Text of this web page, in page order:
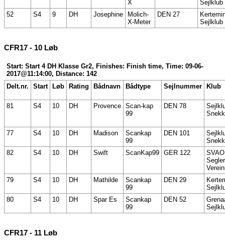
X
Sejlklub
52
S4 9 DH Josephine
Molich-
X-Meter
DEN 27
Sejlklub
CFR17 - 10 Løb
Start: Start 4 DH Klasse Gr2, Finishes: Finish time, Time: 09-06-
2017@11:14:00, Distance: 142
Delt.nr.
Start Løb Rating Bådnavn Bådtype Sejlnummer Klub
81 S4 10 DH Provence Scan-kap
99
DEN 78
77 S4 10 DH Madison
Scankap
99
DEN 101
82
S4 10 DH Swift ScanKap99 GER 122
79
S4 10 DH Mathilde
Scankap
99
DEN 29
80
S4 10 DH Spar Es
Scankap
99
DEN 52
CFR17 - 11 Løb